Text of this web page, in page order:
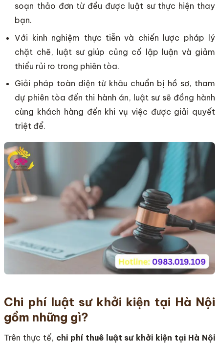
soạn thảo đơn từ đều được luật sư thực hiện thay
bạn.
Với kinh nghiệm thực tiễn và chiến lược pháp lý
chặt chẽ, luật sư giúp củng cố lập luận và giảm
thiểu rủi ro trong phiên tòa.
Giải pháp toàn diện từ khâu chuẩn bị hồ sơ, tham
dự phiên tòa đến thi hành án, luật sư sẽ đồng hành
cùng khách hàng đến khi vụ việc được giải quyết
triệt để.
Chi phí luật sư khởi kiện tại Hà Nội
gồm những gì?
Trên thực tế, chi phí thuê luật sư khởi kiện tại Hà Nội